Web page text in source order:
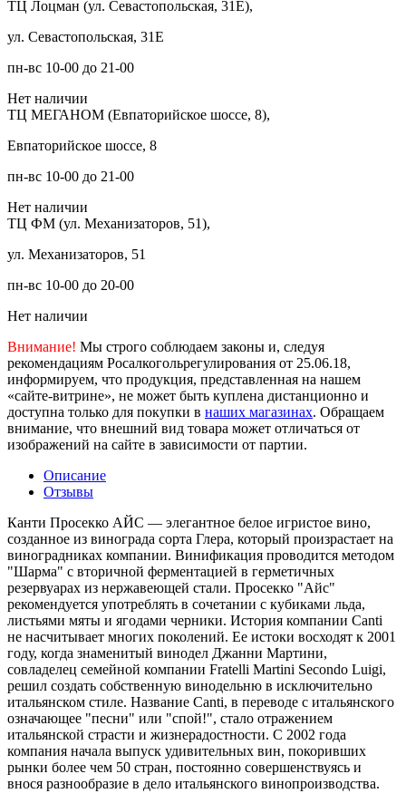
ТЦ Лоцман (ул. Севастопольская, 31Е),
ул. Севастопольская, 31Е
пн-вс 10-00 до 21-00
Нет наличии
ТЦ МЕГАНОМ (Евпаторийское шоссе, 8),
Евпаторийское шоссе, 8
пн-вс 10-00 до 21-00
Нет наличии
ТЦ ФМ (ул. Механизаторов, 51),
ул. Механизаторов, 51
пн-вс 10-00 до 20-00
Нет наличии
Внимание! Мы строго соблюдаем законы и, следуя
рекомендациям Росалкогольрегулирования от 25.06.18,
информируем, что продукция, представленная на нашем
«сайте-витрине», не может быть куплена дистанционно и
доступна только для покупки в наших магазинах. Обращаем
внимание, что внешний вид товара может отличаться от
изображений на сайте в зависимости от партии.
Описание
Отзывы
Канти Просекко АЙС — элегантное белое игристое вино,
созданное из винограда сорта Глера, который произрастает на
виноградниках компании. Винификация проводится методом
"Шарма" с вторичной ферментацией в герметичных
резервуарах из нержавеющей стали. Просекко "Айс"
рекомендуется употреблять в сочетании с кубиками льда,
листьями мяты и ягодами черники. История компании Canti
не насчитывает многих поколений. Ее истоки восходят к 2001
году, когда знаменитый винодел Джанни Мартини,
совладелец семейной компании Fratelli Martini Secondo Luigi,
решил создать собственную винодельню в исключительно
итальянском стиле. Название Canti, в переводе с итальянского
означающее "песни" или "спой!", стало отражением
итальянской страсти и жизнерадостности. С 2002 года
компания начала выпуск удивительных вин, покоривших
рынки более чем 50 стран, постоянно совершенствуясь и
внося разнообразие в дело итальянского винопроизводства.